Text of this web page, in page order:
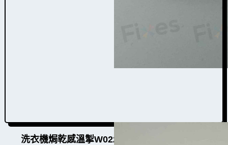
洗衣機焗乾感溫掣W022010（52個品牌通用）